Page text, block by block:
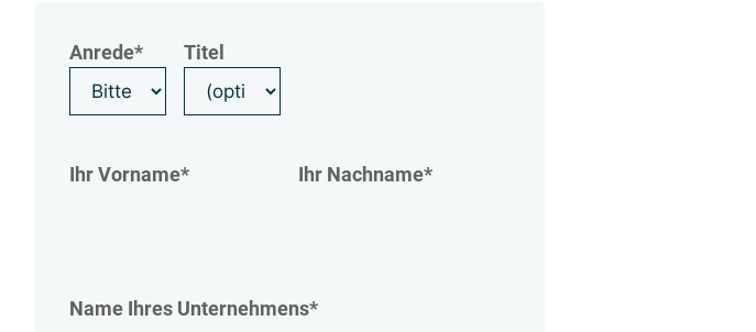
Anrede* Titel
Ihr Vorname* Ihr Nachname*
Name Ihres Unternehmens*